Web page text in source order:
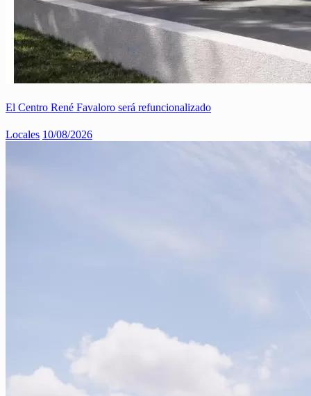
El Centro René Favaloro será refuncionalizado
Locales 10/08/2026